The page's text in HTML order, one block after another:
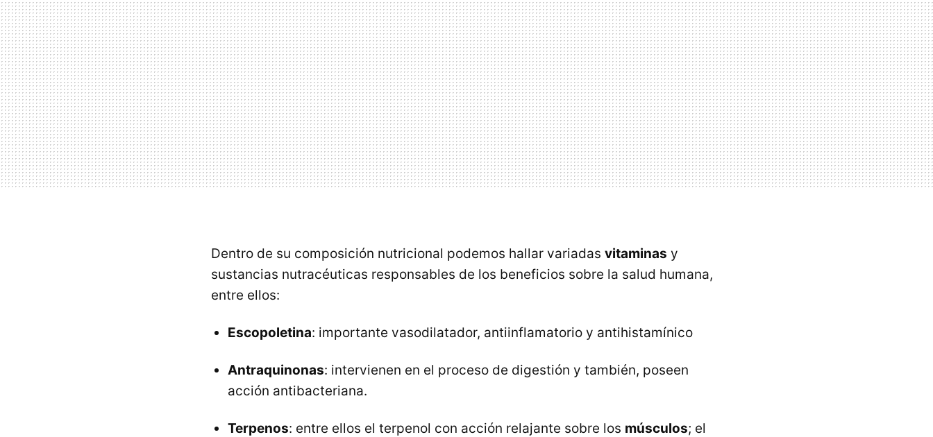
Dentro de su composición nutricional podemos hallar variadas vitaminas y
sustancias nutracéuticas responsables de los beneficios sobre la salud humana,
entre ellos:
Escopoletina: importante vasodilatador, antiinflamatorio y antihistamínico
Antraquinonas: intervienen en el proceso de digestión y también, poseen
acción antibacteriana.
Terpenos: entre ellos el terpenol con acción relajante sobre los músculos; el